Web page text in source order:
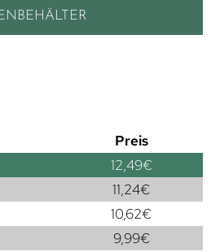
Preis
12,49€
11,24€
10,62€
9,99€